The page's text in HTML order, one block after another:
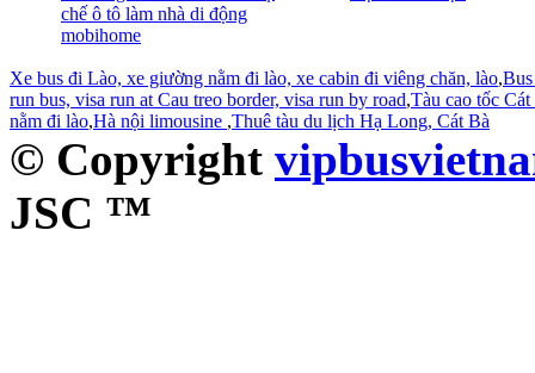
chế ô tô làm nhà di động
mobihome
Xe bus đi Lào, xe giường nằm đi lào, xe cabin đi viêng chăn, lào,
run bus, visa run at Cau treo border, visa run by road,Tàu cao tốc Cát
nằm đi lào,Hà nội limousine ,Thuê tàu du lịch Hạ Long, Cát Bà
© Copyright
JSC ™